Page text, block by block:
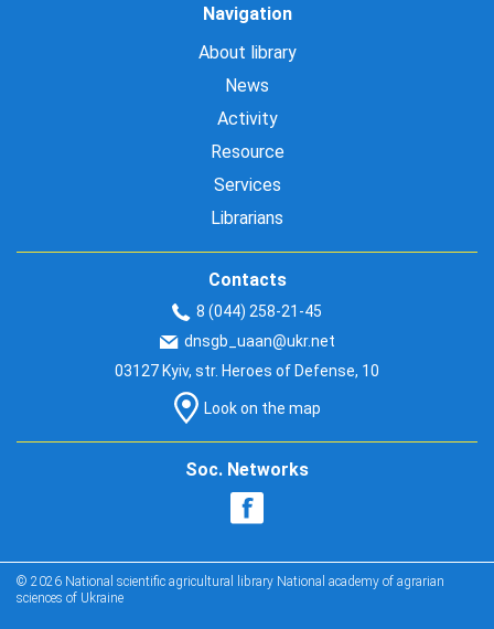
Navigation
About library
News
Activity
Resource
Services
Librarians
Contacts
8 (044) 258-21-45
dnsgb_uaan@ukr.net
03127 Kyiv, str. Heroes of Defense, 10
Look on the map
Soc. Networks
© 2026 National scientific agricultural library National academy of agrarian
sciences of Ukraine